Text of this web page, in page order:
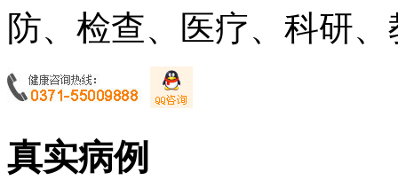
防、检查、医疗、科研
真实病例